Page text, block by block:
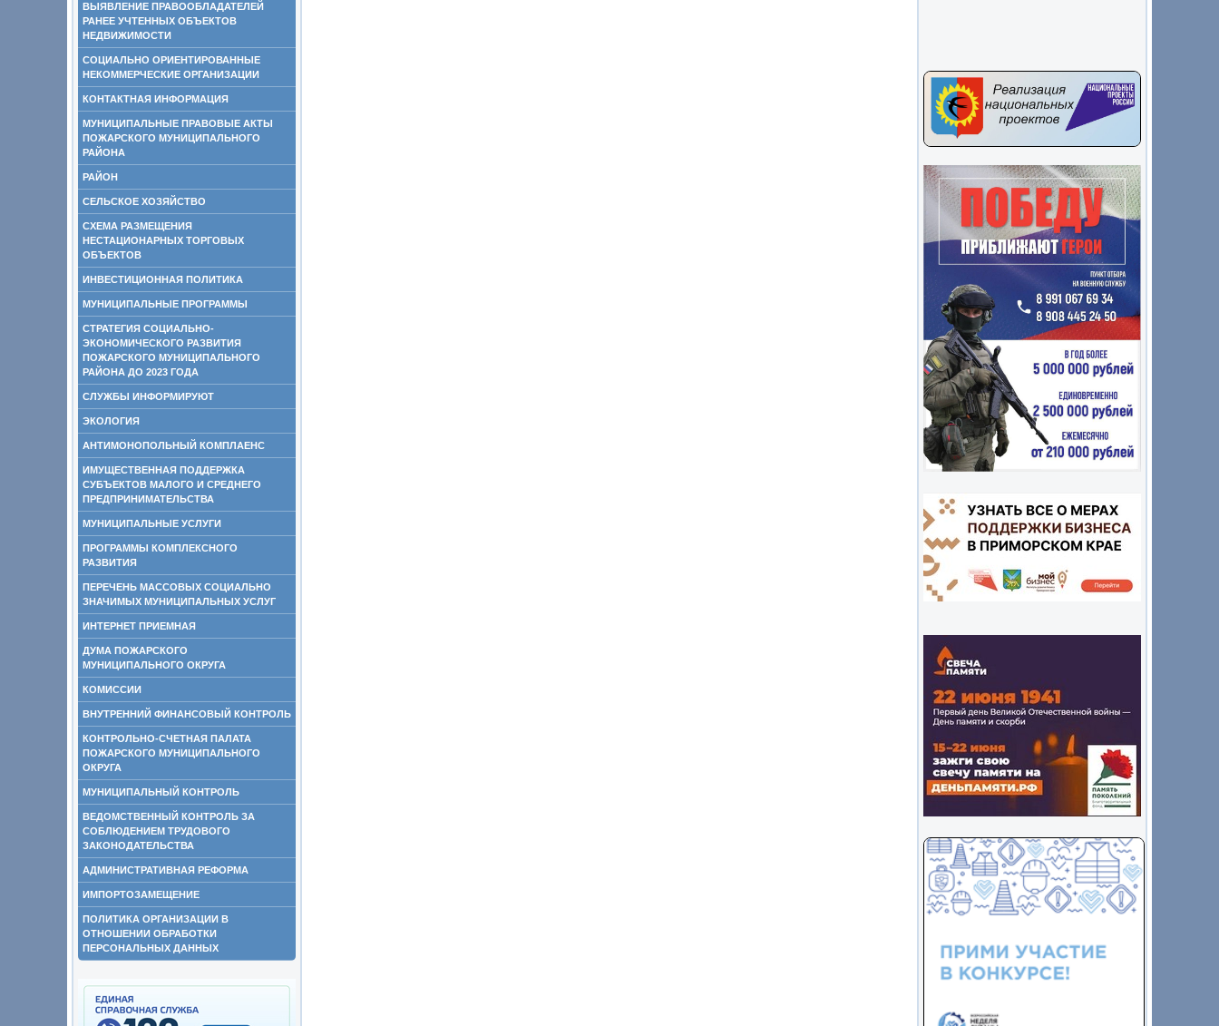
ВЫЯВЛЕНИЕ ПРАВООБЛАДАТЕЛЕЙ
РАНЕЕ УЧТЕННЫХ ОБЪЕКТОВ
НЕДВИЖИМОСТИ
СОЦИАЛЬНО ОРИЕНТИРОВАННЫЕ
НЕКОММЕРЧЕСКИЕ ОРГАНИЗАЦИИ
КОНТАКТНАЯ ИНФОРМАЦИЯ
МУНИЦИПАЛЬНЫЕ ПРАВОВЫЕ АКТЫ
ПОЖАРСКОГО МУНИЦИПАЛЬНОГО
РАЙОНА
РАЙОН
СЕЛЬСКОЕ ХОЗЯЙСТВО
СХЕМА РАЗМЕЩЕНИЯ
НЕСТАЦИОНАРНЫХ ТОРГОВЫХ
ОБЪЕКТОВ
ИНВЕСТИЦИОННАЯ ПОЛИТИКА
МУНИЦИПАЛЬНЫЕ ПРОГРАММЫ
СТРАТЕГИЯ СОЦИАЛЬНО-
ЭКОНОМИЧЕСКОГО РАЗВИТИЯ
ПОЖАРСКОГО МУНИЦИПАЛЬНОГО
РАЙОНА ДО 2023 ГОДА
СЛУЖБЫ ИНФОРМИРУЮТ
ЭКОЛОГИЯ
АНТИМОНОПОЛЬНЫЙ КОМПЛАЕНС
ИМУЩЕСТВЕННАЯ ПОДДЕРЖКА
СУБЪЕКТОВ МАЛОГО И СРЕДНЕГО
ПРЕДПРИНИМАТЕЛЬСТВА
МУНИЦИПАЛЬНЫЕ УСЛУГИ
ПРОГРАММЫ КОМПЛЕКСНОГО
РАЗВИТИЯ
ПЕРЕЧЕНЬ МАССОВЫХ СОЦИАЛЬНО
ЗНАЧИМЫХ МУНИЦИПАЛЬНЫХ УСЛУГ
ИНТЕРНЕТ ПРИЕМНАЯ
ДУМА ПОЖАРСКОГО
МУНИЦИПАЛЬНОГО ОКРУГА
КОМИССИИ
ВНУТРЕННИЙ ФИНАНСОВЫЙ КОНТРОЛЬ
КОНТРОЛЬНО-СЧЕТНАЯ ПАЛАТА
ПОЖАРСКОГО МУНИЦИПАЛЬНОГО
ОКРУГА
МУНИЦИПАЛЬНЫЙ КОНТРОЛЬ
ВЕДОМСТВЕННЫЙ КОНТРОЛЬ ЗА
СОБЛЮДЕНИЕМ ТРУДОВОГО
ЗАКОНОДАТЕЛЬСТВА
АДМИНИСТРАТИВНАЯ РЕФОРМА
ИМПОРТОЗАМЕЩЕНИЕ
ПОЛИТИКА ОРГАНИЗАЦИИ В
ОТНОШЕНИИ ОБРАБОТКИ
ПЕРСОНАЛЬНЫХ ДАННЫХ